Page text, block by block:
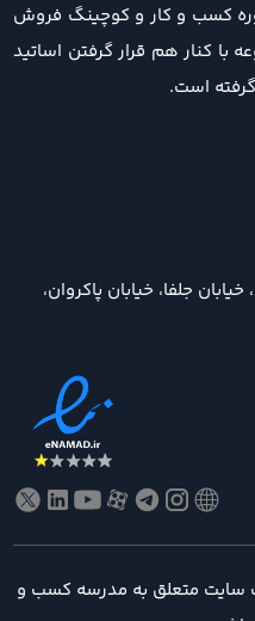
کسب و کار و کوچینگ فروش
با کنار هم قرار گرفتن اساتید
است.
جلفا، خیابان پاکروان،
سایت متعلق به مدرسه کسب و